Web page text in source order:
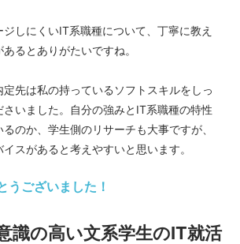
しにくいIT系職種について、丁寧に教え
るとありがたいですね。
先は私の持っているソフトスキルをしっ
いました。自分の強みとIT系職種の特性
のか、学生側のリサーチも大事ですが、
スがあると考えやすいと思います。
ございました！
識の高い文系学生のIT就活